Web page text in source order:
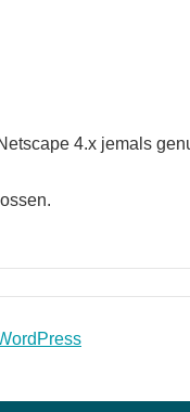
4.x jemals